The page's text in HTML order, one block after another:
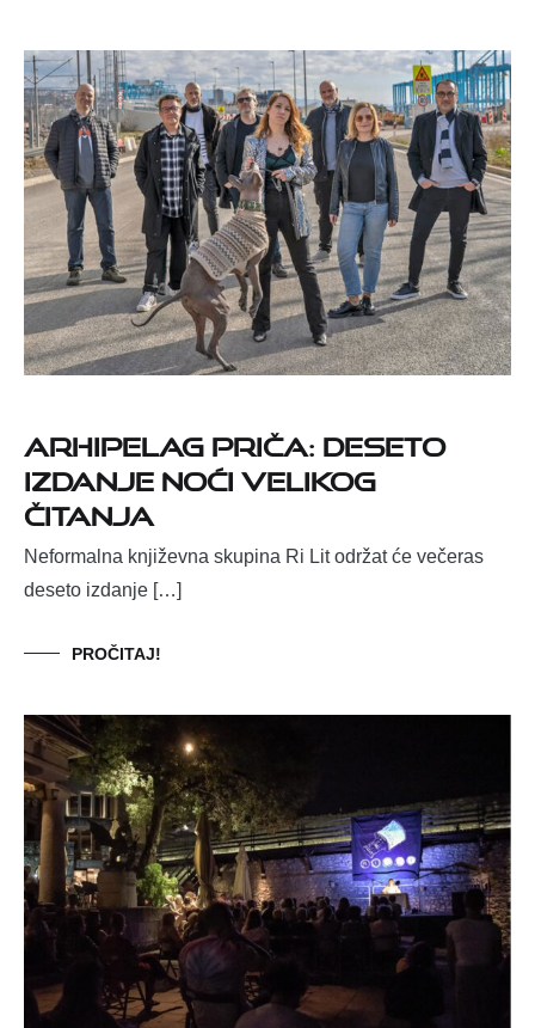
ARHIPELAG PRIČA: deseto
izdanje Noći velikog
čitanja
Neformalna književna skupina Ri Lit održat će večeras
deseto izdanje […]
PROČITAJ!